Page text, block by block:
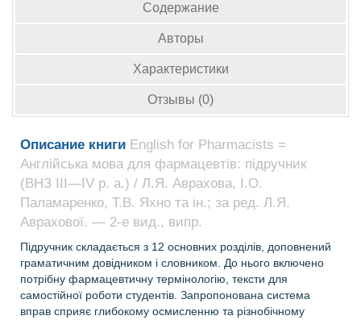
Содержание
Авторы
Характеристики
Отзывы (0)
Описание книги English for Pharmacists =
Англійська мова для фармацевтів: підручник
(ВНЗ ІІІ—ІV р. а.) / Л.Я. Аврахова, І.О.
Паламаренко, Т.В. Яхно та ін.; за ред. Л.Я.
Аврахової. — 2-е вид., випр.
Підручник складається з 12 основних розділів, доповнений
граматичним довідником і словником. До нього включено
потрібну фармацевтичну термінологію, тексти для
самостійної роботи студентів. Запропонована система
вправ сприяє глибокому осмисленню та різнобічному